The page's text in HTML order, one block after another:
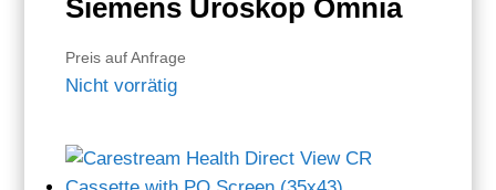
Siemens Uroskop Omnia
Preis auf Anfrage
Nicht vorrätig